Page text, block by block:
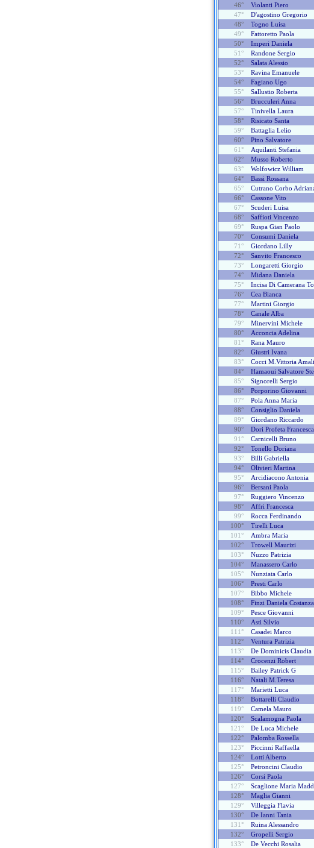
46°
Violanti Piero
47°
D'agostino Gregorio
48°
Togno Luisa
49°
Fattoretto Paola
50°
Imperi Daniela
51°
Randone Sergio
52°
Salata Alessio
53°
Ravina Emanuele
54°
Fagiano Ugo
55°
Sallustio Roberta
56°
Brucculeri Anna
57°
Tinivella Laura
58°
Risicato Santa
59°
Battaglia Lelio
60°
Pino Salvatore
61°
Aquilanti Stefania
62°
Musso Roberto
63°
Wolfowicz William
64°
Bassi Rossana
65°
Cutrano Corbo
66°
Cassone Vito
67°
Scuderi Luisa
68°
Saffioti Vincenzo
69°
Ruspa Gian Paolo
70°
Consumi Daniela
71°
Giordano Lilly
72°
Sanvito Francesco
73°
Longaretti Giorgio
74°
Midana Daniela
75°
Incisa Di Camerana
76°
Cea Bianca
77°
Martini Giorgio
78°
Canale Alba
79°
Minervini Michele
80°
Acconcia Adelina
81°
Rana Mauro
82°
Giustri Ivana
83°
Cocci M.vittoria
84°
Hamaoui Salvatore
85°
Signorelli Sergio
86°
Porporino Giovanni
87°
Pola Anna Maria
88°
Consiglio Daniela
89°
Giordano Riccardo
90°
Dori Profeta Francesca
91°
Carnicelli Bruno
92°
Tonello Doriana
93°
Billi Gabriella
94°
Olivieri Martina
95°
Arcidiacono Antonia
96°
Bersani Paola
97°
Ruggiero Vincenzo
98°
Affri Francesca
99°
Rocca Ferdinando
100°
Tirelli Luca
101°
Ambra Maria
102°
Trowell Maurizi
103°
Nuzzo Patrizia
104°
Manassero Carlo
105°
Nunziata Carlo
106°
Presti Carlo
107°
Bibbo Michele
108°
Finzi Daniela Costanza
109°
Pesce Giovanni
110°
Asti Silvio
111°
Casadei Marco
112°
Ventura Patrizia
113°
De Dominicis Claudia
114°
Crocenzi Robert
115°
Bailey Patrick G
116°
Natali M.teresa
117°
Marietti Luca
118°
Bottarelli Claudio
119°
Camela Mauro
120°
Scalamogna Paola
121°
De Luca Michele
122°
Palomba Rossella
123°
Piccinni Raffaella
124°
Lotti Alberto
125°
Petroncini Claudio
126°
Corsi Paola
127°
Scaglione Maria
128°
Maglia Gianni
129°
Villeggia Flavia
130°
De Ianni Tania
131°
Ruina Alessandro
132°
Gropelli Sergio
133°
De Vecchi Rosalia